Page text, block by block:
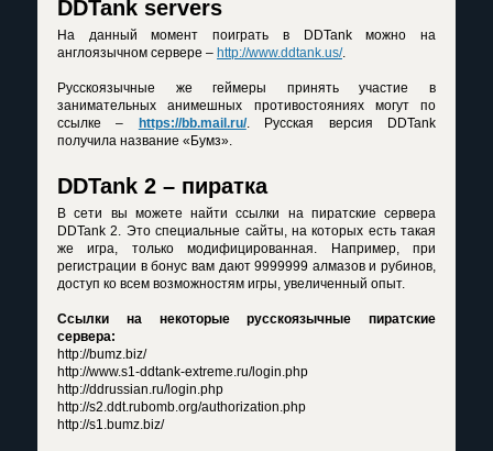
DDTank servers
На данный момент поиграть в DDTank можно на
англоязычном сервере – http://www.ddtank.us/.
Русскоязычные же геймеры принять участие в
занимательных анимешных противостояниях могут по
ссылке –
https://bb.mail.ru/. Русская версия DDTank
получила название «Бумз».
DDTank 2 – пиратка
В сети вы можете найти ссылки на пиратские сервера
DDTank 2. Это специальные сайты, на которых есть такая
же игра, только модифицированная. Например, при
регистрации в бонус вам дают 9999999 алмазов и рубинов,
доступ ко всем возможностям игры, увеличенный опыт.
Ссылки на некоторые русскоязычные пиратские
сервера:
http://bumz.biz/
http://www.s1-ddtank-extreme.ru/login.php
http://ddrussian.ru/login.php
http://s2.ddt.rubomb.org/authorization.php
http://s1.bumz.biz/